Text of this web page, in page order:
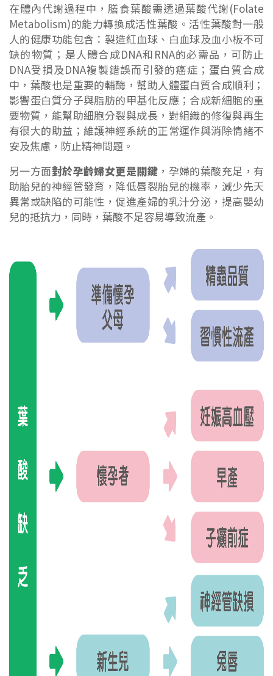
在體內代謝過程中，膳食葉酸需透過葉酸代謝(Folate
Metabolism)的能力轉換成活性葉酸。活性葉酸對一般
人的健康功能包含：製造紅血球、白血球及血小板不可
缺的物質；是人體合成DNA和RNA的必需品，可防止
DNA受損及DNA複製錯誤而引發的癌症；蛋白質合成
中，葉酸也是重要的輔酶，幫助人體蛋白質合成順利；
影響蛋白質分子與脂肪的甲基化反應；合成新細胞的重
要物質，能幫助細胞分裂與成長，對組織的修復與再生
有很大的助益；維護神經系統的正常運作與消除情緒不
安及焦慮，防止精神問題。
另一方面對於孕齡婦女更是關鍵 ，孕婦的葉酸充足，有
助胎兒的神經管發育，降低唇裂胎兒的機率，減少先天
異常或缺陷的可能性，促進產婦的乳汁分泌，提高嬰幼
兒的抵抗力，同時，葉酸不足容易導致流產。